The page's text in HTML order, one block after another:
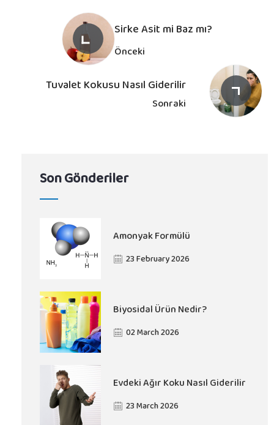
Sirke Asit mi Baz mı?
Önceki
Tuvalet Kokusu Nasıl Giderilir
Sonraki
Son Gönderiler
Amonyak Formülü​
23 February 2026
Biyosidal Ürün Nedir?
02 March 2026
Evdeki Ağır Koku Nasıl Giderilir
23 March 2026